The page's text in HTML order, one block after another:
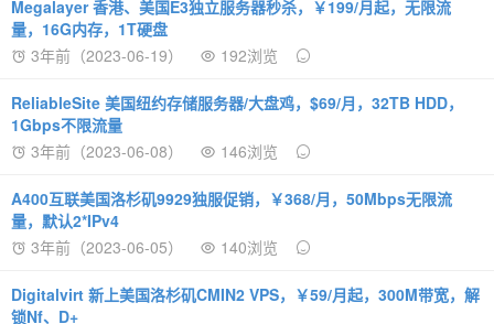
Megalayer 香港、美国E3独立服务器秒杀，￥199/月起，无限流
量，16G内存，1T硬盘
3年前（2023-06-19）
192浏览
ReliableSite 美国纽约存储服务器/大盘鸡，$69/月，32TB HDD，
1Gbps不限流量
3年前（2023-06-08）
146浏览
A400互联美国洛杉矶9929独服促销，￥368/月，50Mbps无限流
量，默认2*IPv4
3年前（2023-06-05）
140浏览
Digitalvirt 新上美国洛杉矶CMIN2 VPS，￥59/月起，300M带宽，解
锁Nf、D+